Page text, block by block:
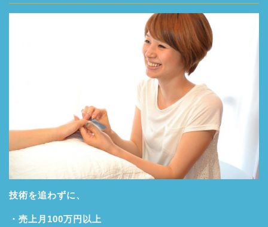
技術を追わずに、
・売上月100万円以上